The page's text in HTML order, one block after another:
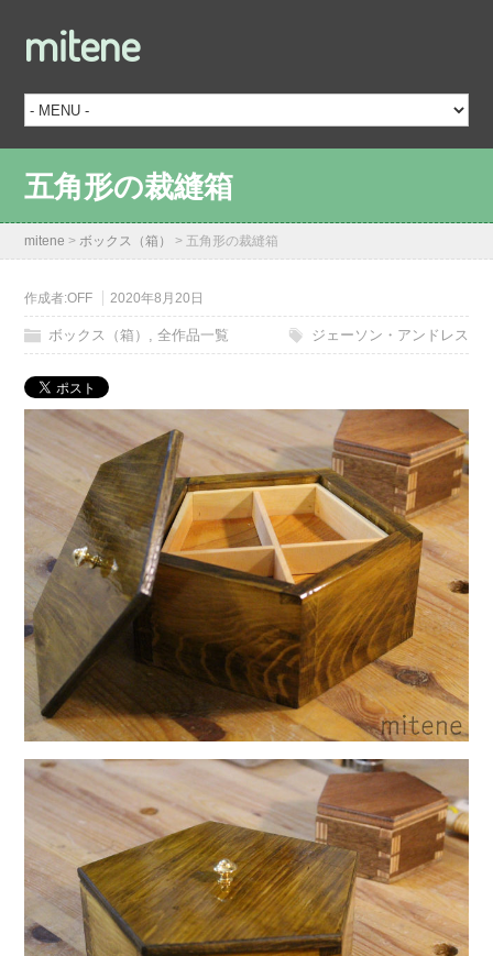
mitene
五角形の裁縫箱
mitene >ボックス（箱） > 五角形の裁縫箱
作成者:OFF 2020年8月20日
ボックス（箱） ,全作品一覧 ジェーソン・アンドレス